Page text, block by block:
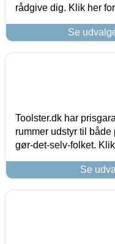
rådgive dig. Klik her
Se
Toolster.dk har
rummer udstyr til
gør-det-selv-folket.
Se